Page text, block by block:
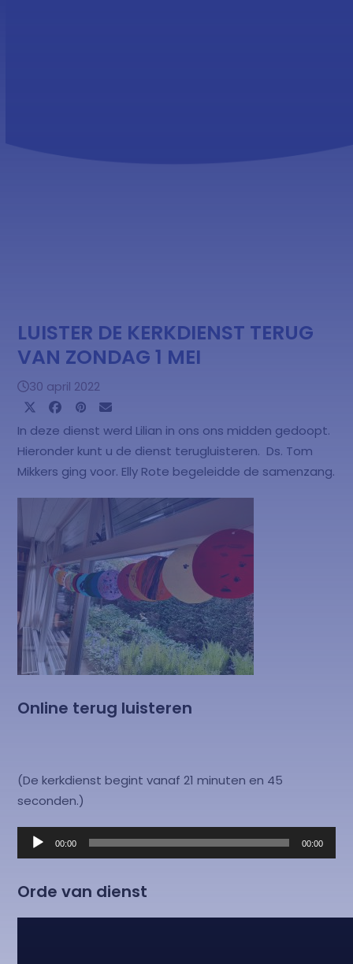
LUISTER DE KERKDIENST TERUG
VAN ZONDAG 1 MEI
30 april 2022
In deze dienst werd Lilian in ons ons midden gedoopt.
Hieronder kunt u de dienst terugluisteren. Ds. Tom
Mikkers ging voor. Elly Rote begeleidde de samenzang.
Online terug luisteren
(De kerkdienst begint vanaf 21 minuten en 45
seconden.)
Audiospeler
00:00 00:00
Orde van dienst